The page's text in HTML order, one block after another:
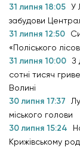
31 липня 18:05 У
забудови
31 липня 12:50
«Поліського
31 липня 10:00 З
сотні тисяч
Волині
30 липня 17:37
міського голови
30 липня 15:24
Крижівському